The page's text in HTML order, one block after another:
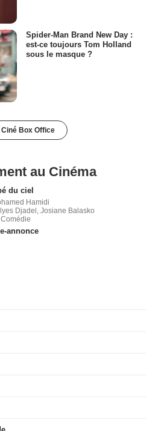
Spider-Man Brand New Day :
est-ce toujours Tom Holland
sous le masque ?
Box Office
au Cinéma
du ciel
Hamidi
Djadel, Josiane Balasko
Comédie
annonce